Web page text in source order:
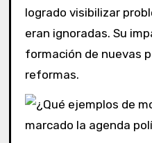
logrado visibilizar
eran ignoradas. Su
formación de nuevas
reformas.